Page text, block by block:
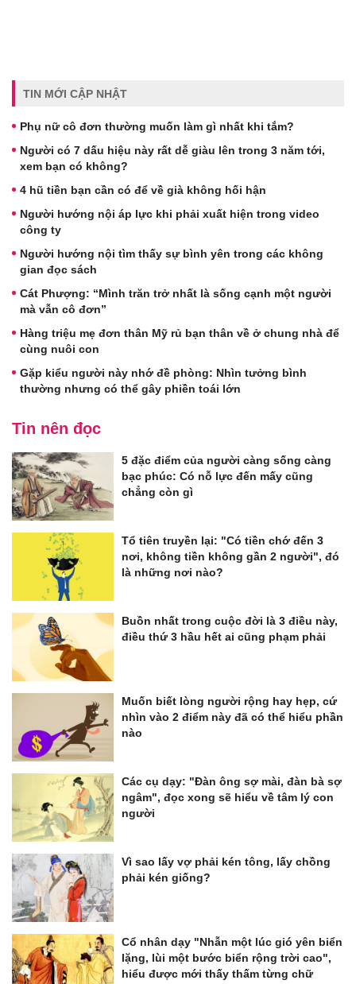
TIN MỚI CẬP NHẬT
Phụ nữ cô đơn thường muốn làm gì nhất khi tắm?
Người có 7 dấu hiệu này rất dễ giàu lên trong 3 năm tới,
xem bạn có không?
4 hũ tiền bạn cần có để về già không hối hận
Người hướng nội áp lực khi phải xuất hiện trong video
công ty
Người hướng nội tìm thấy sự bình yên trong các không
gian đọc sách
Cát Phượng: “Mình trăn trở nhất là sống cạnh một người
mà vẫn cô đơn”
Hàng triệu mẹ đơn thân Mỹ rủ bạn thân về ở chung nhà để
cùng nuôi con
Gặp kiểu người này nhớ đề phòng: Nhìn tưởng bình
thường nhưng có thể gây phiền toái lớn
Tin nên đọc
5 đặc điểm của người càng sống càng
bạc phúc: Có nỗ lực đến mấy cũng
chẳng còn gì
Tổ tiên truyền lại: "Có tiền chớ đến 3
nơi, không tiền không gần 2 người", đó
là những nơi nào?
Buồn nhất trong cuộc đời là 3 điều này,
điều thứ 3 hầu hết ai cũng phạm phải
Muốn biết lòng người rộng hay hẹp, cứ
nhìn vào 2 điểm này đã có thể hiểu phần
nào
Các cụ dạy: "Đàn ông sợ mài, đàn bà sợ
ngâm", đọc xong sẽ hiểu về tâm lý con
người
Vì sao lấy vợ phải kén tông, lấy chồng
phải kén giống?
Cổ nhân dạy "Nhẫn một lúc gió yên biển
lặng, lùi một bước biển rộng trời cao",
hiểu được mới thấy thấm từng chữ